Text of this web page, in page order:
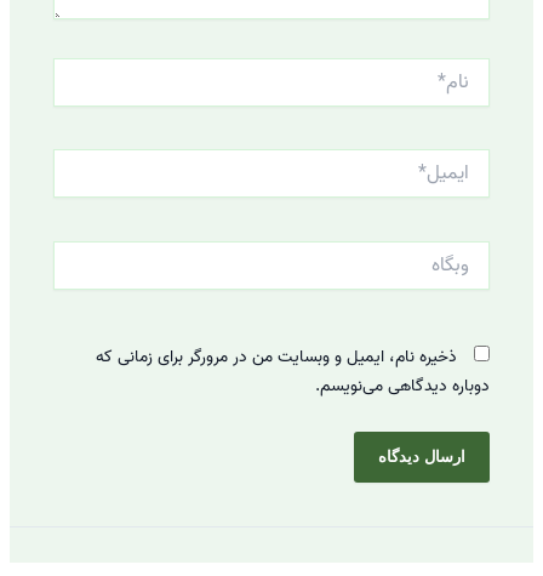
نام*
ایمیل*
وبگاه
ذخیره نام، ایمیل و وبسایت من در مرورگر برای زمانی که
دوباره دیدگاهی می‌نویسم.